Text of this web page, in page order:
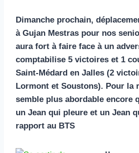
Dimanche prochain,
à Gujan Mestras pour nos
aura fort à faire face à un
comptabilise 5 victoires et 1
Saint-Médard en Jalles (2
Lormont et Soustons). Pour la
semble plus abordable encore
un Jean qui pleure et un Jean
rapport au BTS